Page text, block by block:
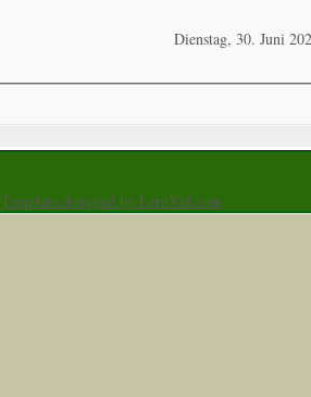
Dienstag, 30. Juni
Template designed by LernVid.com